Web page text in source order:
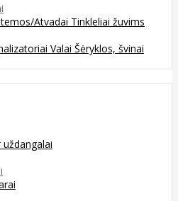
Atvadai Tinkleliai žuvims
Valai Šėryklos, švinai